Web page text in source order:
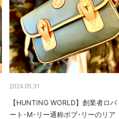
2024.05.31
【HUNTING WORLD】創業者ロバ
ート･M･リー通称ボブ･リーのリア